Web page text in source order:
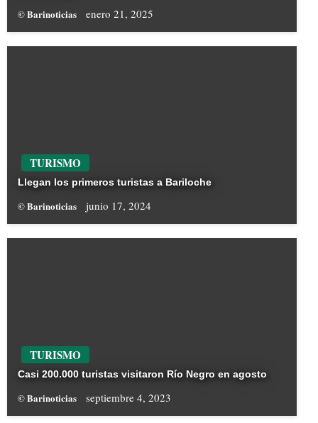
© Barinoticias enero 21, 2025
TURISMO
Llegan los primeros turistas a Bariloche
© Barinoticias junio 17, 2024
TURISMO
Casi 200.000 turistas visitaron Río Negro en agosto
© Barinoticias septiembre 4, 2023